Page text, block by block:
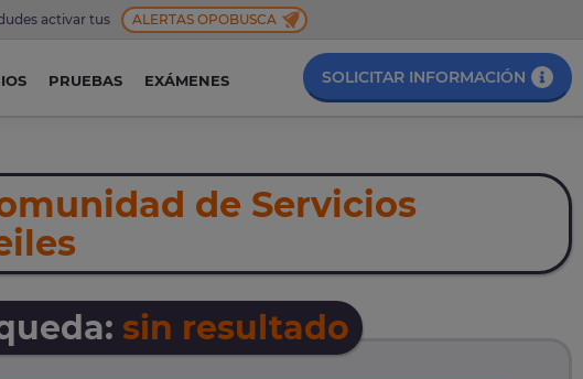
activar tus ALERTAS OPOBUSCA
PRUEBAS EXÁMENES SOLICITAR INFORMACIÓN
de Servicios
sin resultado